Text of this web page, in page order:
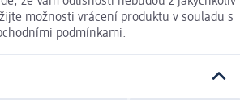
možnosti vrácení produktu v souladu s
podmínkami.